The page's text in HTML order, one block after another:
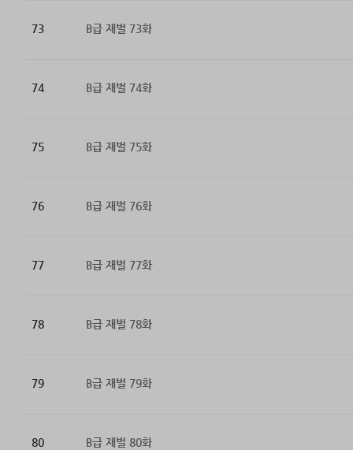
73 B급 재벌 73화
74 B급 재벌 74화
75 B급 재벌 75화
76 B급 재벌 76화
77 B급 재벌 77화
78 B급 재벌 78화
79 B급 재벌 79화
80 B급 재벌 80화